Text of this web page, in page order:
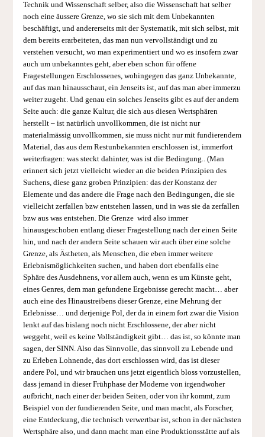
Technik und Wissenschaft selber, also die Wissenschaft hat selber
noch eine äussere Grenze, wo sie sich mit dem Unbekannten
beschäftigt, und andererseits mit der Systematik, mit sich selbst, mit
dem bereits erarbeiteten, das man nun vervollständigt und zu
verstehen versucht, wo man experimentiert und wo es insofern zwar
auch um unbekanntes geht, aber eben schon für offene
Fragestellungen Erschlossenes, wohingegen das ganz Unbekannte,
auf das man hinausschaut, ein Jenseits ist, auf das man aber immerzu
weiter zugeht. Und genau ein solches Jenseits gibt es auf der andern
Seite auch: die ganze Kultur, die sich aus diesen Wertsphären
herstellt – ist natürlich unvollkommen, die ist nicht nur
materialmässig unvollkommen, sie muss nicht nur mit fundierendem
Material, das aus dem Restunbekannten erschlossen ist, immerfort
weiterfragen: was steckt dahinter, was ist die Bedingung.. (Man
erinnert sich jetzt vielleicht wieder an die beiden Prinzipien des
Suchens, diese ganz groben Prinzipien: das der Konstanz der
Elemente und das andere die Frage nach den Bedingungen, die sie
vielleicht zerfallen bzw entstehen lassen, und in was sie da zerfallen
bzw aus was entstehen. Die Grenze wird also immer
hinausgeschoben entlang dieser Fragestellung nach der einen Seite
hin, und nach der andern Seite schauen wir auch über eine solche
Grenze, als Ästheten, als Menschen, die eben immer weitere
Erlebnismöglichkeiten suchen, und haben dort ebenfalls eine
Sphäre des Ausdehnens, vor allem auch, wenn es um Künste geht,
eines Genres, dem man gefundene Ergebnisse gerecht macht… aber
auch eine des Hinaustreibens dieser Grenze, eine Mehrung der
Erlebnisse… und derjenige Pol, der da in einem fort zwar die Vision
lenkt auf das bislang noch nicht Erschlossene, der aber nicht
weggeht, weil es keine Vollständigkeit gibt… das ist, so könnte man
sagen, der SINN. Also das Sinnvolle, das sinnvoll zu Lebende und
zu Erleben Lohnende, das dort erschlossen wird, das ist dieser
andere Pol, und wir brauchen uns jetzt eigentlich bloss vorzustellen,
dass jemand in dieser Frühphase der Moderne von irgendwoher
aufbricht, nach einer der beiden Seiten, oder von ihr kommt, zum
Beispiel von der fundierenden Seite, und man macht, als Forscher,
eine Entdeckung, die technisch verwertbar ist, schon in der nächsten
Wertsphäre also, und dann macht man eine Produktionsstätte auf als